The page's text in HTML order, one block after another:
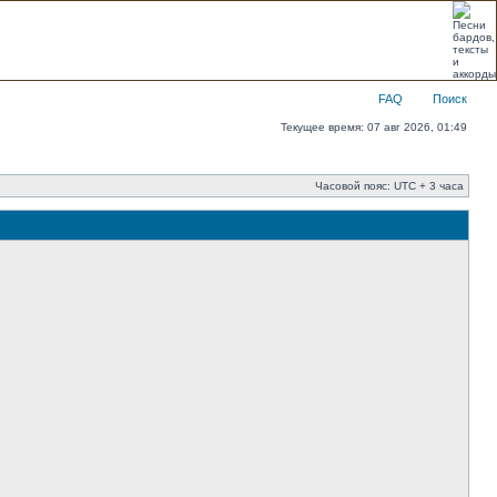
FAQ Поиск
Текущее время: 07 авг 2026, 01:49
Часовой пояс: UTC + 3 часа